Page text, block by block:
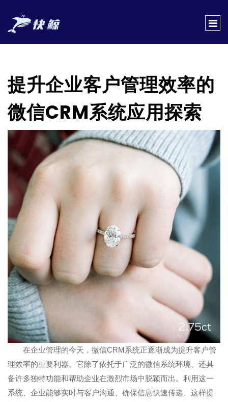
提升企业客户管理效率的
微信CRM系统应用探索
在企业管理的今天，微信CRM系统正逐渐成为提升客户管
理效率的重要利器。它除了依托于广泛的微信系统环境、还具
备许多独特功能和帮助企业在激烈市场中脱颖而出。利用这一
系统、企业能够实时与客户沟通、确保信息快速传递、这样提